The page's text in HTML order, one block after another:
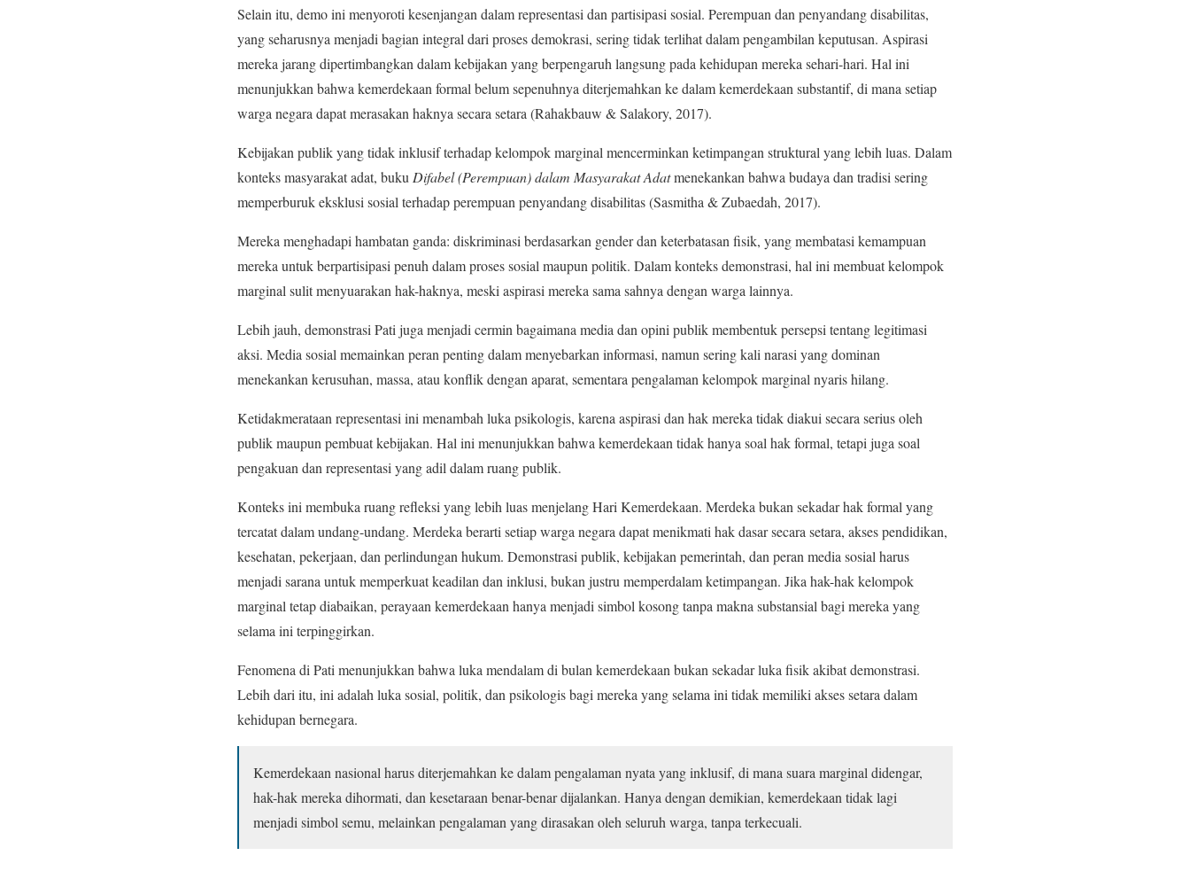
Selain itu, demo ini menyoroti kesenjangan dalam representasi dan partisipasi sosial. Perempuan dan penyandang disabilitas,
yang seharusnya menjadi bagian integral dari proses demokrasi, sering tidak terlihat dalam pengambilan keputusan. Aspirasi
mereka jarang dipertimbangkan dalam kebijakan yang berpengaruh langsung pada kehidupan mereka sehari-hari. Hal ini
menunjukkan bahwa kemerdekaan formal belum sepenuhnya diterjemahkan ke dalam kemerdekaan substantif, di mana setiap
warga negara dapat merasakan haknya secara setara (Rahakbauw & Salakory, 2017).
Kebijakan publik yang tidak inklusif terhadap kelompok marginal mencerminkan ketimpangan struktural yang lebih luas. Dalam
konteks masyarakat adat, buku Difabel (Perempuan) dalam Masyarakat Adatmenekankan bahwa budaya dan tradisi sering
memperburuk eksklusi sosial terhadap perempuan penyandang disabilitas (Sasmitha & Zubaedah, 2017).
Mereka menghadapi hambatan ganda: diskriminasi berdasarkan gender dan keterbatasan fisik, yang membatasi kemampuan
mereka untuk berpartisipasi penuh dalam proses sosial maupun politik. Dalam konteks demonstrasi, hal ini membuat kelompok
marginal sulit menyuarakan hak-haknya, meski aspirasi mereka sama sahnya dengan warga lainnya.
Lebih jauh, demonstrasi Pati juga menjadi cermin bagaimana media dan opini publik membentuk persepsi tentang legitimasi
aksi. Media sosial memainkan peran penting dalam menyebarkan informasi, namun sering kali narasi yang dominan
menekankan kerusuhan, massa, atau konflik dengan aparat, sementara pengalaman kelompok marginal nyaris hilang.
Ketidakmerataan representasi ini menambah luka psikologis, karena aspirasi dan hak mereka tidak diakui secara serius oleh
publik maupun pembuat kebijakan. Hal ini menunjukkan bahwa kemerdekaan tidak hanya soal hak formal, tetapi juga soal
pengakuan dan representasi yang adil dalam ruang publik.
Konteks ini membuka ruang refleksi yang lebih luas menjelang Hari Kemerdekaan. Merdeka bukan sekadar hak formal yang
tercatat dalam undang-undang. Merdeka berarti setiap warga negara dapat menikmati hak dasar secara setara, akses pendidikan,
kesehatan, pekerjaan, dan perlindungan hukum. Demonstrasi publik, kebijakan pemerintah, dan peran media sosial harus
menjadi sarana untuk memperkuat keadilan dan inklusi, bukan justru memperdalam ketimpangan. Jika hak-hak kelompok
marginal tetap diabaikan, perayaan kemerdekaan hanya menjadi simbol kosong tanpa makna substansial bagi mereka yang
selama ini terpinggirkan.
Fenomena di Pati menunjukkan bahwa luka mendalam di bulan kemerdekaan bukan sekadar luka fisik akibat demonstrasi.
Lebih dari itu, ini adalah luka sosial, politik, dan psikologis bagi mereka yang selama ini tidak memiliki akses setara dalam
kehidupan bernegara.
Kemerdekaan nasional harus diterjemahkan ke dalam pengalaman nyata yang inklusif, di mana suara marginal didengar,
hak-hak mereka dihormati, dan kesetaraan benar-benar dijalankan. Hanya dengan demikian, kemerdekaan tidak lagi
menjadi simbol semu, melainkan pengalaman yang dirasakan oleh seluruh warga, tanpa terkecuali.